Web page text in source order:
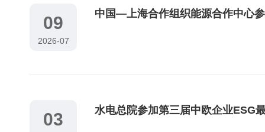
09
2026-07
中国—上海合作组织能源合作中心
03 水电总院参加第三届中欧企业ESG